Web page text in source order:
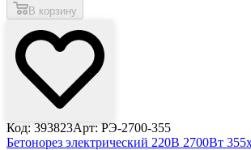
В корзину
Код: 393823Арт: РЭ-2700-355
Бетонорез электрический 220В 2700Вт